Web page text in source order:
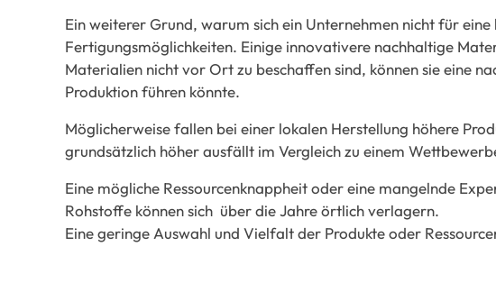
Ein weiterer Grund, warum sich ein Unternehmen nicht für
Fertigungsmöglichkeiten. Einige innovativere nachhaltige
Materialien nicht vor Ort zu beschaffen sind, können sie eine
Produktion führen könnte.
Möglicherweise fallen bei einer lokalen Herstellung höhere
grundsätzlich höher ausfällt im Vergleich zu einem
Eine mögliche Ressourcenknappheit oder eine mangelnde
Rohstoffe können sich über die Jahre örtlich verlagern.
Eine geringe Auswahl und Vielfalt der Produkte oder